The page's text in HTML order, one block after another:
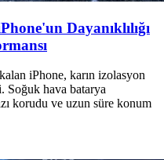
Dayanıklılığı
iPhone, karın izolasyon
Soğuk hava batarya
korudu ve uzun süre konum